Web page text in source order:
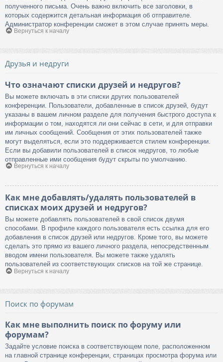
полученного письма. Очень важно включить все заголовки, в
которых содержится детальная информация об отправителе.
Администратор конференции сможет в этом случае принять меры.
Вернуться к началу
Друзья и недруги
Что означают списки друзей и недругов?
Вы можете включать в эти списки других пользователей
конференции. Пользователи, добавленные в список друзей, будут
указаны в вашем личном разделе для получения быстрого доступа к
информации о том, находятся ли они сейчас в сети, и для отправки
им личных сообщений. Сообщения от этих пользователей также
могут выделяться, если это поддерживается стилем конференции.
Если вы добавили пользователей в список недругов, то любые
отправленные ими сообщения будут скрыты по умолчанию.
Вернуться к началу
Как мне добавлять/удалять пользователей в
списках моих друзей и недругов?
Вы можете добавлять пользователей в свой список двумя
способами. В профиле каждого пользователя есть ссылка для его
добавления в список друзей или недругов. Кроме того, вы можете
сделать это прямо из вашего личного раздела, непосредственным
вводом имени пользователя. Вы можете также удалять
пользователей из соответствующих списков на той же странице.
Вернуться к началу
Поиск по форумам
Как мне выполнить поиск по форуму или
форумам?
Задайте условие поиска в соответствующем поле, расположенном
на главной странице конференции, страницах просмотра форума или